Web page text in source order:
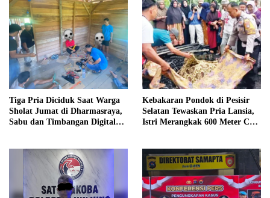
Tiga Pria Diciduk Saat Warga
Sholat Jumat di Dharmasraya,
Sabu dan Timbangan Digital
Kebakaran Pondok di Pesisir
Selatan Tewaskan Pria Lansia,
Istri Merangkak 600 Meter Cari